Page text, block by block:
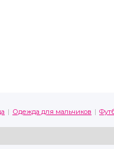
Одежда для мальчиков